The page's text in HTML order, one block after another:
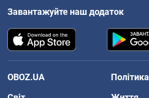
Завантажуйте наш додаток
OBOZ.UA
Політика